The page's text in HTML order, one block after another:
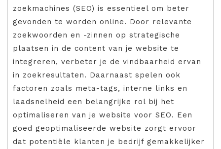
zoekmachines (SEO) is essentieel om beter
gevonden te worden online. Door relevante
zoekwoorden en -zinnen op strategische
plaatsen in de content van je website te
integreren, verbeter je de vindbaarheid ervan
in zoekresultaten. Daarnaast spelen ook
factoren zoals meta-tags, interne links en
laadsnelheid een belangrijke rol bij het
optimaliseren van je website voor SEO. Een
goed geoptimaliseerde website zorgt ervoor
dat potentiële klanten je bedrijf gemakkelijker